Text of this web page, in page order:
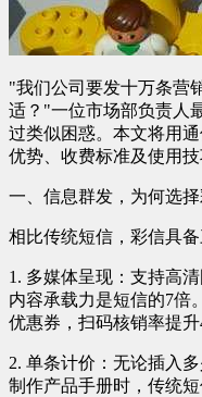
"我们公司要发十万条营
适？"一位市场部负责人
过类似困惑。本文将用
优势、收费标准及使用技
一、信息群发，为何选择
相比传统短信，彩信具备
1. 多媒体呈现：支持高
内容承载力是短信的7倍
优惠券，扫码核销率提升
2. 单条计价：无论插入
制作产品手册时，传统